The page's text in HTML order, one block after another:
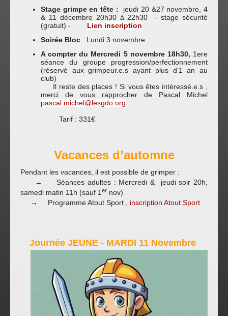
Stage grimpe en tête : jeudi 20 &27 novembre, 4
& 11 décembre 20h30 à 22h30 - stage sécurité
(gratuit) - Lien inscription
Soirée Bloc : Lundi 3 novembre
A compter du Mercredi 5 novembre 18h30, 1ere
séance du groupe progression/perfectionnement
(réservé aux grimpeur.e.s ayant plus d’1 an au
club)
Il reste des places ! Si vous êtes intéressé.e.s ,
merci de vous rapprocher de Pascal Michel
pascal.michel@lesgdo.org
Tarif : 331€
Vacances d’automne
Pendant les vacances, il est possible de grimper :
→ Séances adultes : Mercredi & jeudi soir 20h,
samedi matin 11h (sauf 1 er nov)
→ Programme Atout Sport , inscription Atout Sport
Journée JEUNE - MARDI 11 Novembre